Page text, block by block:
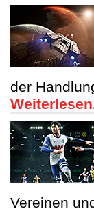
der
Vereinen